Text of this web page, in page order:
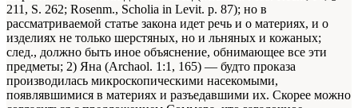
211, S. 262; Rosenm., Scholia in Levit. p. 87); но в
рассматриваемой статье закона идет речь и о материях, и о
изделиях не только шерстяных, но и льняных и кожаных;
след., должно быть иное объяснение, обнимающее все эти
предметы; 2) Яна (Archaol. 1:1, 165) — будто проказа
производилась микроскопическими насекомыми,
появлявшимися в материях и разъедавшими их. Скорее можно